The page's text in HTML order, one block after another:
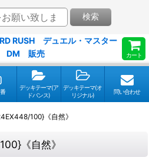
カート
検索
デッキテーマ(ア
ドバンス)
デッキテーマ(オ
リジナル)
問い合わせ
100}《自然》
《自然》